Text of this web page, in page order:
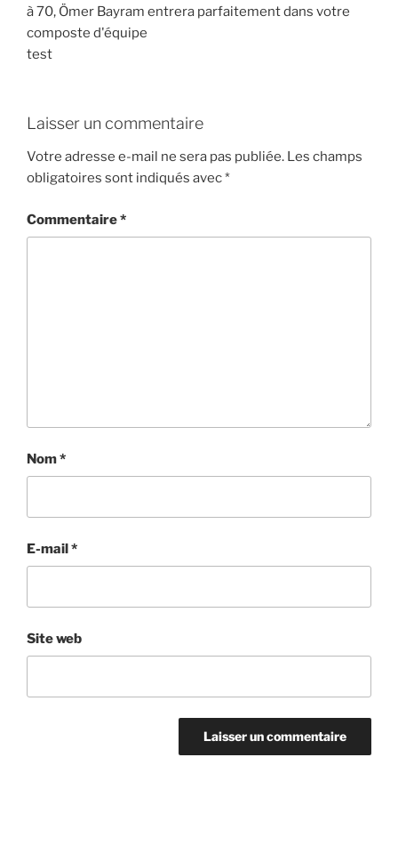
à 70, Ömer Bayram entrera parfaitement dans votre
composte d'équipe
test
Laisser un commentaire
Votre adresse e-mail ne sera pas publiée. Les champs
obligatoires sont indiqués avec*
Commentaire*
Nom*
E-mail*
Site web